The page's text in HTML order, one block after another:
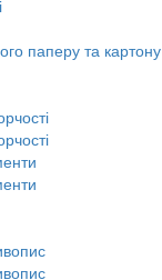
паперу та картону